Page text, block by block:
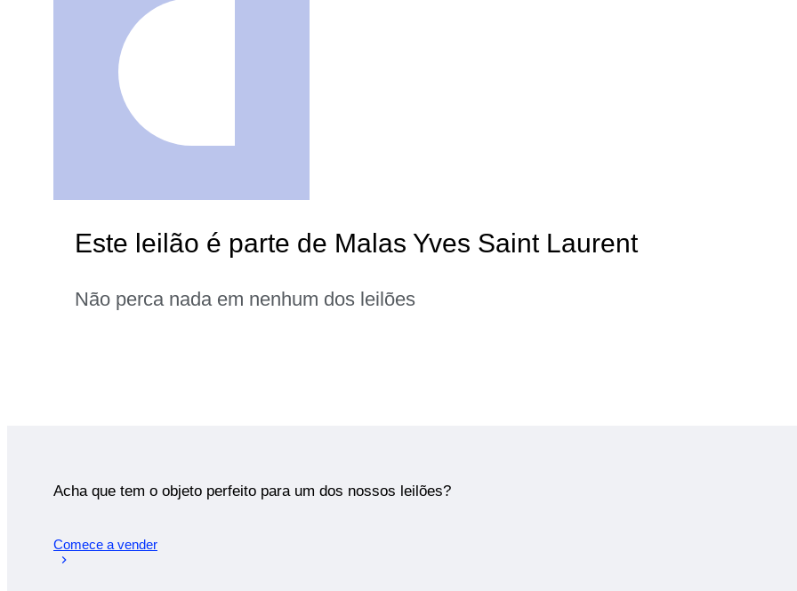
Este leilão é parte de Malas Yves Saint Laurent
Não perca nada em nenhum dos leilões
Acha que tem o objeto perfeito para um dos nossos leilões?
Comece a vender